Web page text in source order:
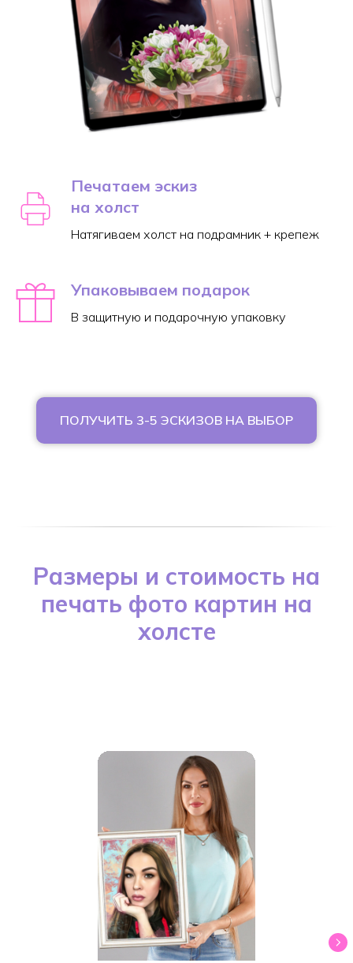
Печатаем эскиз
на холст
Натягиваем холст на подрамник + крепеж
Упаковываем подарок
В защитную и подарочную упаковку
ПОЛУЧИТЬ 3-5 ЭСКИЗОВ НА ВЫБОР
Размеры и стоимость на
печать фото картин на
холсте